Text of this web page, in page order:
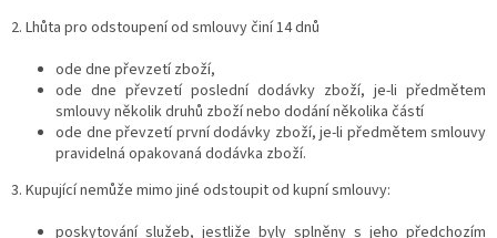
2. Lhůta pro odstoupení od smlouvy činí 14 dnů
ode dne převzetí zboží,
ode dne převzetí poslední dodávky zboží, je-li předmětem
smlouvy několik druhů zboží nebo dodání několika částí
ode dne převzetí první dodávky zboží, je-li předmětem smlouvy
pravidelná opakovaná dodávka zboží.
3. Kupující nemůže mimo jiné odstoupit od kupní smlouvy:
poskytování služeb, jestliže byly splněny s jeho předchozím